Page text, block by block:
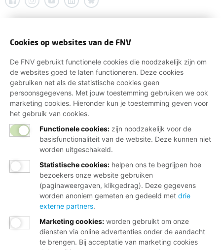
Cookies op websites van de FNV
De FNV gebruikt functionele cookies die noodzakelijk zijn om
de websites goed te laten functioneren. Deze cookies
gebruiken net als de statistische cookies geen
persoonsgegevens. Met jouw toestemming gebruiken we ook
marketing cookies. Hieronder kun je toestemming geven voor
het gebruik van cookies.
Functionele cookies: zijn noodzakelijk voor de
basisfunctionaliteit van de website. Deze kunnen niet
worden uitgeschakeld.
Statistische cookies: helpen ons te begrijpen hoe
bezoekers onze website gebruiken
(paginaweergaven, klikgedrag). Deze gegevens
worden anoniem gemeten en gedeeld met drie
externe partners.
Marketing cookies: worden gebruikt om onze
diensten via online advertenties onder de aandacht
te brengen. Bij acceptatie van marketing cookies